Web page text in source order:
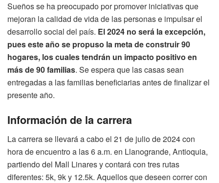
Sueños se ha preocupado por promover iniciativas que
mejoran la calidad de vida de las personas e impulsar el
desarrollo social del país. El 2024 no será la excepción,
pues este año se propuso la meta de construir 90
hogares, los cuales tendrán un impacto positivo en
más de 90 familias. Se espera que las casas sean
entregadas a las familias beneficiarias antes de finalizar el
presente año.
Información de la carrera
La carrera se llevará a cabo el 21 de julio de 2024 con
hora de encuentro a las 6 a.m. en Llanogrande, Antioquia,
partiendo del Mall Linares y contará con tres rutas
diferentes: 5k, 9k y 12.5k. Aquellos que deseen correr con